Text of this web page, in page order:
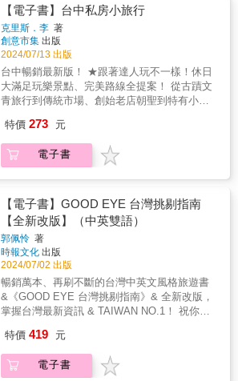
市後熱鬧喧騰的一面；然而一個地方的運作，
當然不止於做生意，更多的日復一日就潛藏在
散市後的B面。「Timing 時刻」透過《華麗計
程車行》影視原著作者陳俊文之眼，帶讀者如
乘客般由不同街角駛近民族里；「B-Side」單
元則抓取同樣於民族里中佔地廣大的民族國
小，以行動課帶領孩子由建築、歷史等不同角
認識市場中粉腸、醬菜攤的另個軸線，找出與
韓國飲食間的隱藏連結&hellip;&hellip;東西怎麼
用？生活怎麼過？從物品和人身上取智慧的線
索延續前兩本《誌村鑑》的「Object 物件微觀
件，捕捉其中隱含著各家攤主的智慧；
「People 此曾仍在的人們」單元則訪問到真實
身分為民族里里長的「劉里長火雞肉飯」現任
老闆劉宗源，由他如何承繼亦擔任多年里長的
父親的使命說起，以及他自小於市場內成長的
故事。新明津魚丸店三代潘麒宇和地方品牌環
時好室的陳怡秀，則書寫自身於創業、返鄉之
後與地方建立起的新關係。▲▲▲誌村鑑LOOK
for VILLAGE▲▲▲誌村，始於一地被重新觀
看。我們經常帶著特定視角觀看「地方」，對
於鄉村生活有一套固定的想像，城與鄉各自的
面貌消失在互為對比的差異中，缺少背後應有
的在地脈絡；因此，透過量身打造的議題設
人氣美食橋頭太成肉包、牡丹園、高雄婆婆
冰、自由黃昏市場、金華酥餅、渡船頭海之
冰、紅心粉圓、阿綿麻糬、阿進切仔麵&hellip;
道地味道大滿足！
市、台灣最美傳統市場、超強美食文化拼圖都
在這！ 台中捷運超人氣行程深度漫遊，吃喝玩
樂地圖一網打盡！ ●非去不可景點：鐵道文化
園區、台中公園、摘星山莊、路思義教堂、南
屯老街、國家漫畫博物館、一德洋樓、台中文
學館、綠空鐵道&hellip; ●朝聖創始老店：小月
餅、檸檬餅、太陽餅、松子酥、綠豆椪、鳯梨
酥、蛋糕捲、蘋果麵包、蜜麻花、波士頓派
&hellip; ●吃遍道地小吃：麻芛、大麵羹、排骨
太空紅茶&hellip; ●大夜市逛通宵：逢甲夜市激
旨燒き鳥、中華路夜市冷凍芋及木瓜牛奶加吐
司、東大夜市雞腳凍及蓮心冰&hellip; ●藝術文
劃范特喜文創聚落、審計新村368文創園區、新
天地西洋博物館&hellip; ●體驗風格旅宿：老房
子改建及設計師風格旅宿、無人旅館及亞洲第
一座潛水旅館&hellip; ●米其林嘗鮮趣：米其林
三星、入選、必比登推薦餐廳名單，三天三夜
吃不完！ & ★捷運站區域路線圖、周邊地圖 ★
好景好店QRCODE按圖索驥 ★捷運+iBike+公
車，玩樂無極限 &
【電子書】台中私房小旅行
克里斯．李 著
創意市集 出版
2024/07/13 出版
台中暢銷最新版！ ★跟著達人玩不一樣！休日
大滿足玩樂景點、完美路線全提案！ 從古蹟文
青旅行到傳統市場、創始老店朝聖到特有小
弄新風景！ 彩虹眷村賞彩繪、無人商店買好
物、懷舊古街聽戲曲；圓滿戶外劇場看表演、
勤美誠品綠園道散策、造訪世界最美書店；宮
市、台灣最美傳統市場、超強美食文化拼圖都
在這！ 台中捷運超人氣行程深度漫遊，吃喝玩
樂地圖一網打盡！ ●非去不可景點：鐵道文化
園區、台中公園、摘星山莊、路思義教堂、南
屯老街、國家漫畫博物館、一德洋樓、台中文
學館、綠空鐵道&hellip; ●朝聖創始老店：小月
餅、檸檬餅、太陽餅、松子酥、綠豆椪、鳯梨
酥、蛋糕捲、蘋果麵包、蜜麻花、波士頓派
&hellip; ●吃遍道地小吃：麻芛、大麵羹、排骨
酥麵、豐仁冰、蜜豆冰、東東芋圓、芬蘭汁、
旨燒き鳥、中華路夜市冷凍芋及木瓜牛奶加吐
司、東大夜市雞腳凍及蓮心冰&hellip; ●藝術文
特價 273 元
電子書
【電子書】GOOD EYE 台灣挑剔指南
【全新改版】（中英雙語）
郭佩怜 著
時報文化 出版
2024/07/02 出版
暢銷萬本、再刷不斷的台灣中英文風格旅遊書
&《GOOD EYE 台灣挑剔指南》& 全新改版，
掌握台灣最新資訊 & TAIWAN NO.1！ 祝你有
&mdash;&mdash;&mdash;&mdash;隨書附
&mdash;&mdash;&mdash;&mdash; GOOD
EYE &hearts; TAIWAN 貓派狗派‧萬用貼紙 &
特價 419 元
電子書